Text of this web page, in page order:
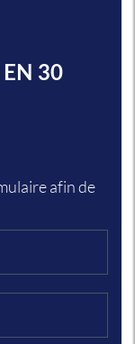
30
afin de